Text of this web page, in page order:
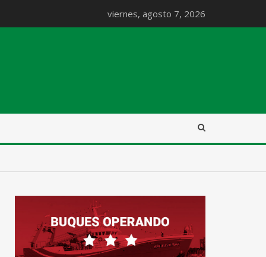
viernes, agosto 7, 2026